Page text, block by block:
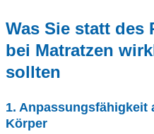
Was Sie statt des
bei Matratzen
sollten
1. Anpassungsfähigkeit
Körper